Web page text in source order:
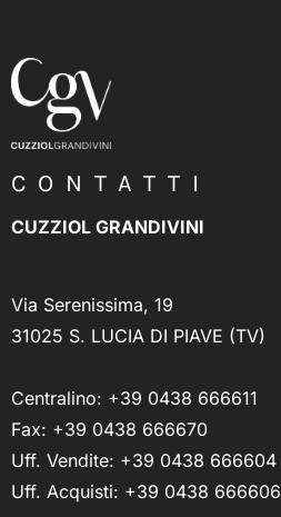
CONTATTI
CUZZIOL GRANDIVINI
Via Serenissima, 19
31025 S. LUCIA DI PIAVE (TV)
Centralino: +39 0438 666611
Fax: +39 0438 666670
Uff. Vendite: +39 0438 666604
Uff. Acquisti: +39 0438 666606